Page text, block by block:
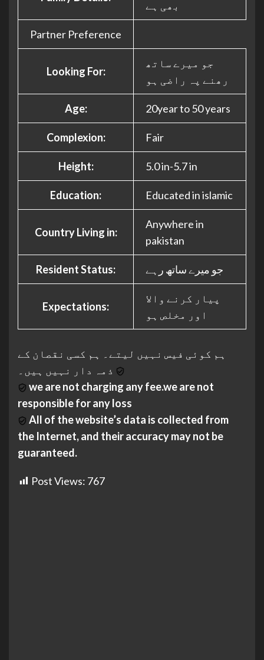
بھی ہے
Partner Preference
Looking For:
جو میرے ساتھ
رھنے پہ راضی ہو
Age: 20year to 50 years
Complexion: Fair
Height: 5.0 in-5.7 in
Education: Educated in islamic
Country Living in:
Anywhere in
pakistan
Resident Status: جو میرے ساتھ رہے
Expectations:
پیار کرنے والا
اور مخلص ہو
ہم کوئی فیس نہیں لیتے۔ ہم کسی نقصان کے
we are not charging any fee.we are not
responsible for any loss
All of the website’s data is collected from
the Internet, and their accuracy may not be
guaranteed.
Post Views: 767